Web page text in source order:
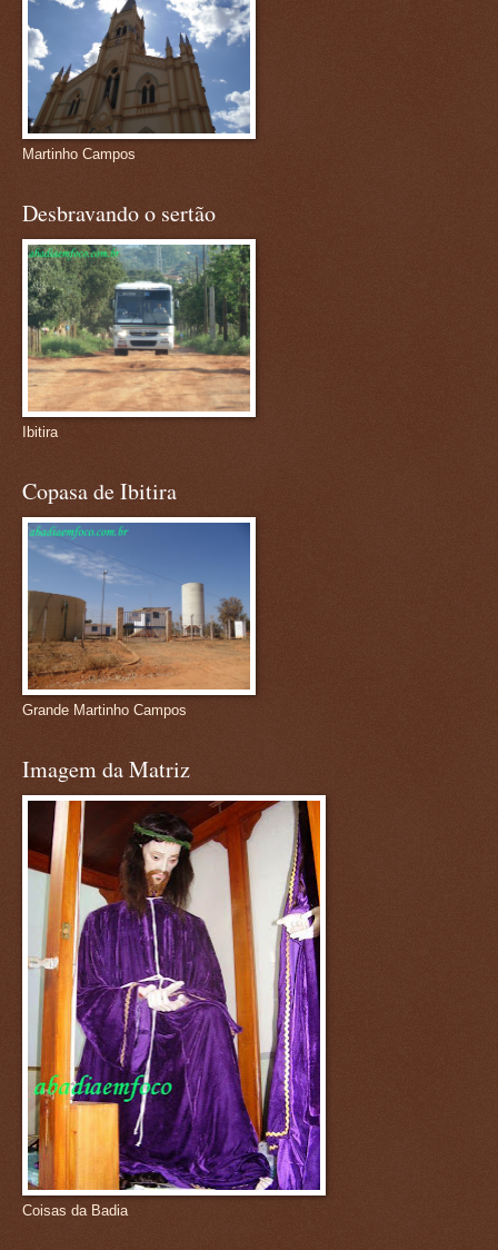
Martinho Campos
Desbravando o sertão
Ibitira
Copasa de Ibitira
Grande Martinho Campos
Imagem da Matriz
Coisas da Badia